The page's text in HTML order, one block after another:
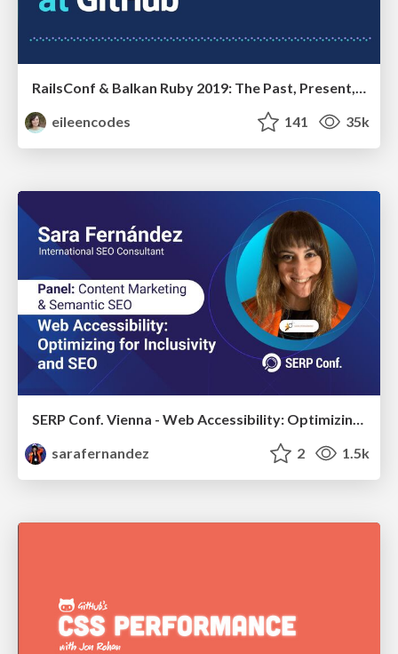
RailsConf & Balkan Ruby 2019: The Past, Present, and Future of Rails at GitHub
eileencodes
141 35k
SERP Conf. Vienna - Web Accessibility: Optimizing for Inclusivity and SEO
sarafernandez
2 1.5k